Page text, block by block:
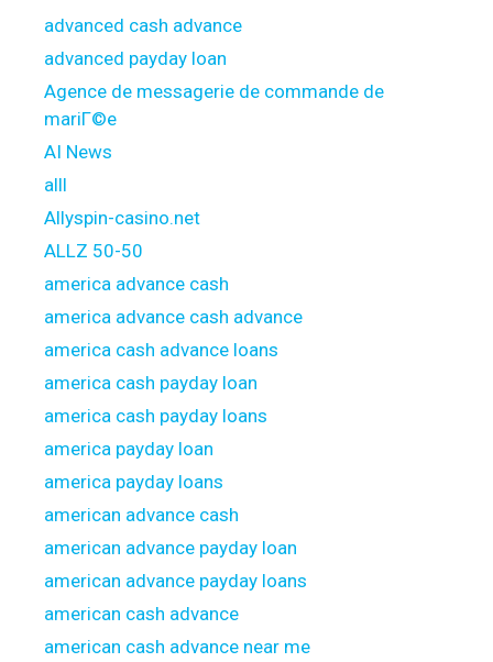
advanced cash advance
advanced payday loan
Agence de messagerie de commande de
mariГ©e
AI News
alll
Allyspin-casino.net
ALLZ 50-50
america advance cash
america advance cash advance
america cash advance loans
america cash payday loan
america cash payday loans
america payday loan
america payday loans
american advance cash
american advance payday loan
american advance payday loans
american cash advance
american cash advance near me